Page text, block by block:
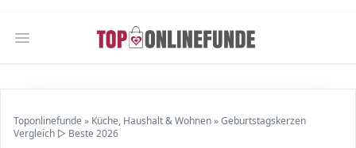
Open main menu
Toponlinefunde » Küche, Haushalt & Wohnen»Geburtstagskerzen
Vergleich ▷ Beste 2026